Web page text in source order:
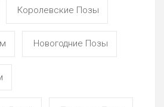
Королевские Позы
Новогодние Позы